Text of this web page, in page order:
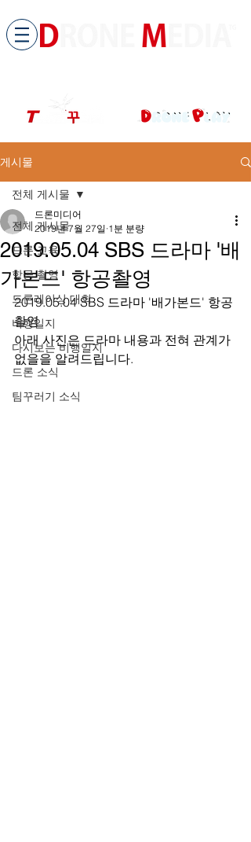
게시물
전체 게시물
드론 교육
항공 촬영
드론레이싱 대회
비행일지
다시보는 비행일지
드론 소식
팀꾸러기 소식
전체 게시물
2019.05.04 SBS 드라마 '배
가본드' 항공촬영
드론미디어
2019년 7월 27일 1분 분량
2019.05.04 SBS 드라마 '배가본드' 항공
촬영
아래 사진은 드라마 내용과 전혀 관계가
없을을 알려드립니다.